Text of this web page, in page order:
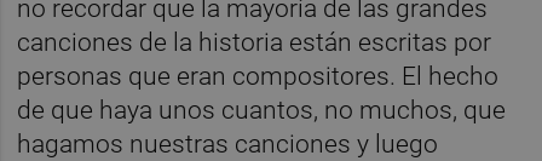
no recordar que la mayoría de las grandes
canciones de la historia están escritas por
personas que eran compositores. El hecho
de que haya unos cuantos, no muchos, que
hagamos nuestras canciones y luego